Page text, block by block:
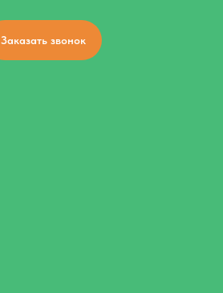
Заказать звонок